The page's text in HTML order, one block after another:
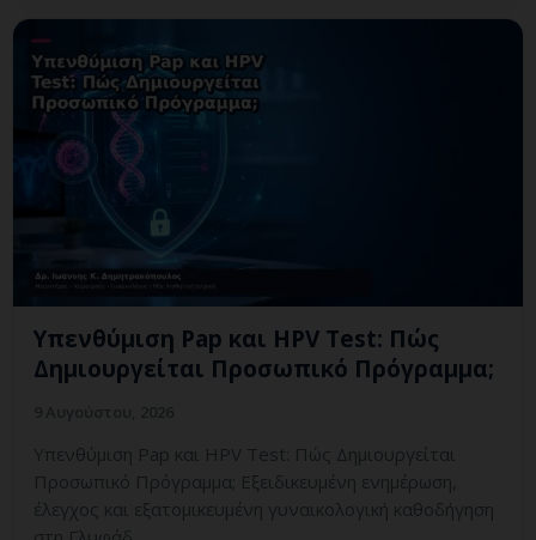
Υπενθύμιση Pap και HPV Test: Πώς
Δημιουργείται Προσωπικό Πρόγραμμα;
Υπενθύμιση Pap και HPV Test: Πώς Δημιουργείται
Προσωπικό Πρόγραμμα; Εξειδικευμένη ενημέρωση,
έλεγχος και εξατομικευμένη γυναικολογική καθοδήγηση